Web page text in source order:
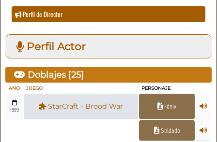
Perfil de Director
Perfil Actor
Doblajes [25]
AÑO JUEGO PERSONAJE
1999 StarCraft - Brood War Fénix
Soldado